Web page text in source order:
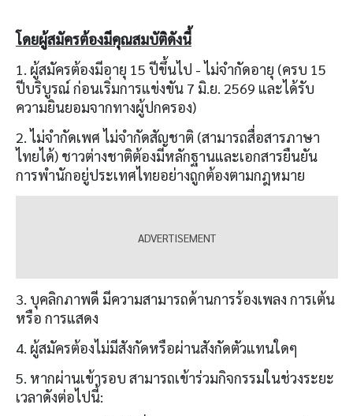
โดยผู้สมัครต้องมีคุณสมบัติดังนี้
1. ผู้สมัครต้องมีอายุ 15 ปีขึ้นไป - ไม่จำกัดอายุ (ครบ 15
ปีบริบูรณ์ ก่อนเริ่มการแข่งขัน 7 มิ.ย. 2569 และได้รับ
ความยินยอมจากทางผู้ปกครอง)
2. ไม่จํากัดเพศ ไม่จำกัดสัญชาติ (สามารถสื่อสารภาษา
ไทยได้) ชาวต่างชาติต้องมีหลักฐานและเอกสารยืนยัน
การพำนักอยู่ประเทศไทยอย่างถูกต้องตามกฎหมาย
3. บุคลิกภาพดี มีความสามารถด้านการร้องเพลง การเต้น
หรือ การแสดง
4. ผู้สมัครต้องไม่มีสังกัดหรือผ่านสังกัดตัวแทนใดๆ
5. หากผ่านเข้ารอบ สามารถเข้าร่วมกิจกรรมในช่วงระยะ
เวลาดังต่อไปนี้: